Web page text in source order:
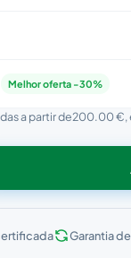
Melhor oferta -30%
a partir de200.00 €,
Garantia